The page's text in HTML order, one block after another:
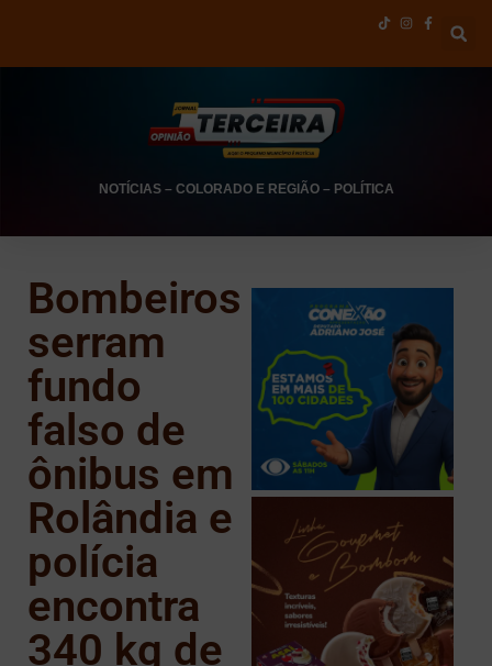
NOTÍCIAS– COLORADO E REGIÃO– POLÍTICA
Bombeiros
serram
fundo
falso de
ônibus em
Rolândia e
polícia
encontra
340 kg de